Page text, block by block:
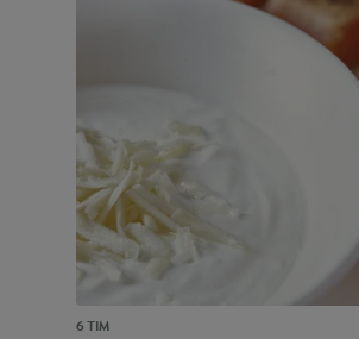
6 TIM